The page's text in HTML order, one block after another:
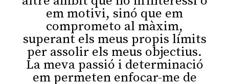
em motivi, sinó que em
comprometo al màxim,
superant els meus propis límits
per assolir els meus objectius.
La meva passió i determinació
em permeten enfocar-me de